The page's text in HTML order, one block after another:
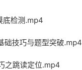
底检测.mp4
础技巧与题型突破.mp4
之跳读定位.mp4